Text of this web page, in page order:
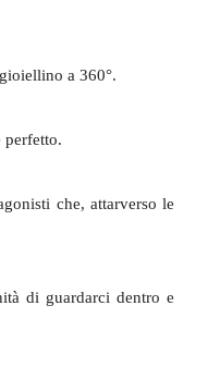
a 360°.
che, attarverso le
di guardarci dentro e